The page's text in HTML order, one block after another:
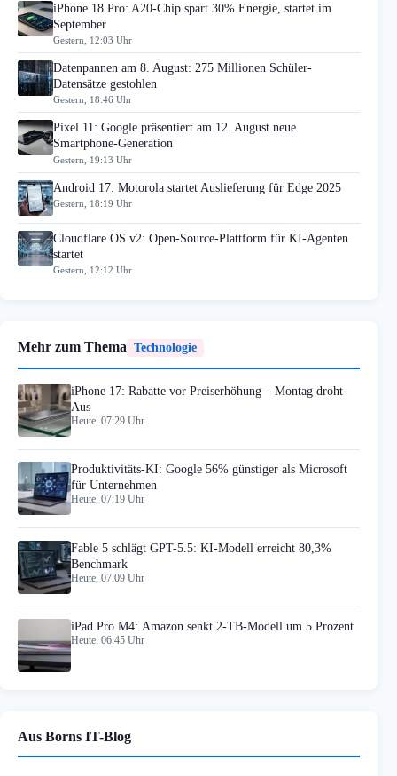
iPhone 18 Pro: A20-Chip spart 30% Energie, startet im
September
Gestern, 12:03 Uhr
Datenpannen am 8. August: 275 Millionen Schüler-
Datensätze gestohlen
Gestern, 18:46 Uhr
Pixel 11: Google präsentiert am 12. August neue
Smartphone-Generation
Gestern, 19:13 Uhr
Android 17: Motorola startet Auslieferung für Edge 2025
Gestern, 18:19 Uhr
Cloudflare OS v2: Open-Source-Plattform für KI-Agenten
startet
Gestern, 12:12 Uhr
Mehr zum Thema Technologie
iPhone 17: Rabatte vor Preiserhöhung – Montag droht
Aus
Heute, 07:29 Uhr
Produktivitäts-KI: Google 56% günstiger als Microsoft
für Unternehmen
Heute, 07:19 Uhr
Fable 5 schlägt GPT-5.5: KI-Modell erreicht 80,3%
Benchmark
Heute, 07:09 Uhr
iPad Pro M4: Amazon senkt 2-TB-Modell um 5 Prozent
Heute, 06:45 Uhr
Aus Borns IT-Blog